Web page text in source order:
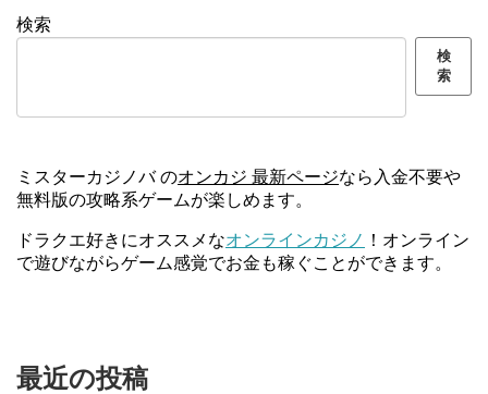
検索
検
索
ミスターカジノバ のオンカジ 最新ページなら入金不要や
無料版の攻略系ゲームが楽しめます。
ドラクエ好きにオススメなオンラインカジノ ！オンライン
で遊びながらゲーム感覚でお金も稼ぐことができます。
最近の投稿